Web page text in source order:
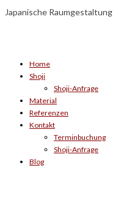
Japanische Raumgestaltung
Home
Shoji
Shoji-Anfrage
Material
Referenzen
Kontakt
Terminbuchung
Shoji-Anfrage
Blog